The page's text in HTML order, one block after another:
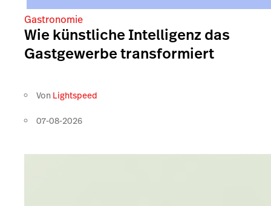
Gastronomie
Wie künstliche Intelligenz das
Gastgewerbe transformiert
Von Lightspeed
07-08-2026